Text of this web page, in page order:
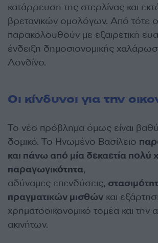
κατάρρευση της στερλίνας και
βρετανικών ομολόγων. Από τότε
παρακολουθούν με εξαιρετική
ένδειξη δημοσιονομικής
Λονδίνο.
Οι κίνδυνοι για την
Το νέο πρόβλημα όμως είναι
δομικό. Το Ηνωμένο Βασίλειο
και πάνω από μία δεκαετία πολύ
παραγωγικότητα,
αδύναμες επενδύσεις,
πραγματικών μισθών και
χρηματοοικονομικό τομέα και την
ακινήτων.